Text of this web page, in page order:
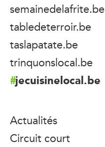
semainedelafrite.be
tabledeterroir.be
taslapatate.be
trinquonslocal.be
jecuisinelocal.be
Actualités
Circuit court